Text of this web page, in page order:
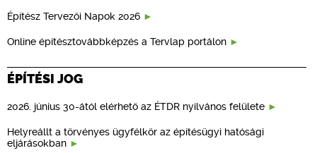
Építész Tervezői Napok 2026
Online építésztovábbképzés a Tervlap portálon
ÉPÍTÉSI JOG
2026. június 30-ától elérhető az ÉTDR nyilvános felülete
Helyreállt a törvényes ügyfélkör az építésügyi hatósági
eljárásokban